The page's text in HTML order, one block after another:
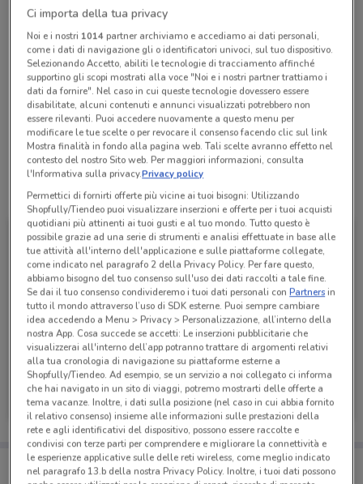
Chiama il negozio
Lunedì 14:45 / 16:00
Martedì 08:25 / 13:25 - 14:45 / 16:00
Mercoledì 08:25 / 13:25 - 14:45 / 16:00
Giovedì 08:25 / 13:25 - 14:45 / 16:00
Venerdì 08:25 / 13:25 - 14:45 / 16:00
Sabato Chiuso
Domenica Chiuso
0332 836011
Crédit Agricole Cariparma
Tutte le promozioni di questo negozio
Crédit Agricole
Scade il 30/10 31 m
Porta DoveConviene sempre con te!
Puoi trovare le migliori offerte dei negozi vicino a te,
Ci importa della tua privacy
Noi e i nostri 1014partner archiviamo e accediamo ai dati personali,
come i dati di navigazione gli o identificatori univoci, sul tuo dispositivo.
Selezionando Accetto, abiliti le tecnologie di tracciamento affinché
supportino gli scopi mostrati alla voce "Noi e i nostri partner trattiamo i
dati da fornire". Nel caso in cui queste tecnologie dovessero essere
disabilitate, alcuni contenuti e annunci visualizzati potrebbero non
essere rilevanti. Puoi accedere nuovamente a questo menu per
modificare le tue scelte o per revocare il consenso facendo clic sul link
Mostra finalità in fondo alla pagina web. Tali scelte avranno effetto nel
contesto del nostro Sito web. Per maggiori informazioni, consulta
l'Informativa sulla privacy.Privacy policy
Permettici di fornirti offerte più vicine ai tuoi bisogni: Utilizzando
Shopfully/Tiendeo puoi visualizzare inserzioni e offerte per i tuoi acquisti
quotidiani più attinenti ai tuoi gusti e al tuo mondo. Tutto questo è
possibile grazie ad una serie di strumenti e analisi effettuate in base alle
tue attività all'interno dell'applicazione e sulle piattaforme collegate,
come indicato nel paragrafo 2 della Privacy Policy. Per fare questo,
abbiamo bisogno del tuo consenso sull'uso dei dati raccolti a tale fine.
Se dai il tuo consenso condivideremo i tuoi dati personali conPartnersin
tutto il mondo attraverso l’uso di SDK esterne. Puoi sempre cambiare
idea accedendo a Menu > Privacy > Personalizzazione, all’interno della
nostra App. Cosa succede se accetti: Le inserzioni pubblicitarie che
visualizzerai all'interno dell’app potranno trattare di argomenti relativi
alla tua cronologia di navigazione su piattaforme esterne a
Shopfully/Tiendeo. Ad esempio, se un servizio a noi collegato ci informa
che hai navigato in un sito di viaggi, potremo mostrarti delle offerte a
tema vacanze. Inoltre, i dati sulla posizione (nel caso in cui abbia fornito
il relativo consenso) insieme alle informazioni sulle prestazioni della
rete e agli identificativi del dispositivo, possono essere raccolte e
condivisi con terze parti per comprendere e migliorare la connettività e
le esperienze applicative sulle delle reti wireless, come meglio indicato
nel paragrafo 13.b della nostra Privacy Policy. Inoltre, i tuoi dati possono